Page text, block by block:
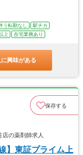
う転勤なし
駅チカ
上 在宅業務あり
興味がある
保存する
の薬剤師求人
】東証プライム上